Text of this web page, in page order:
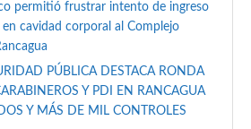
permitió frustrar intento de ingreso
cavidad corporal al Complejo
PÚBLICA DESTACA RONDA
Y PDI EN RANCAGUA
Y MÁS DE MIL CONTROLES